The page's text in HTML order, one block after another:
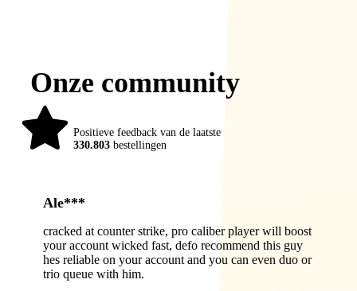
Onze community
Positieve feedback van de laatste
330.803 bestellingen
Ale***
cracked at counter strike, pro caliber player will boost
your account wicked fast, defo recommend this guy
hes reliable on your account and you can even duo or
trio queue with him.